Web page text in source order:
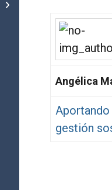
Angélica
Aportando
gestión